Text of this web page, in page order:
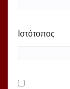
Ιστότοπος